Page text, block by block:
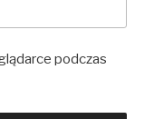
podczas